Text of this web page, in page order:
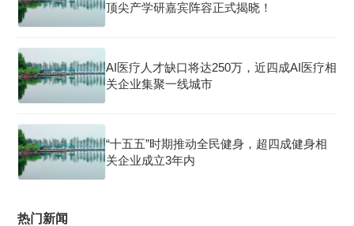
顶尖产学研嘉宾阵容正式揭晓！
AI医疗人才缺口将达250万，近四成AI医疗相
关企业集聚一线城市
“十五五”时期推动全民健身，超四成健身相
关企业成立3年内
热门新闻